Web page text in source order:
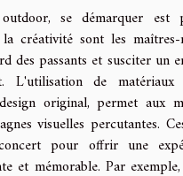
se démarquer est
créativité sont les
des passants et susciter un
de matériaux
original, permet aux
visuelles percutantes.
pour offrir une
et mémorable. Par